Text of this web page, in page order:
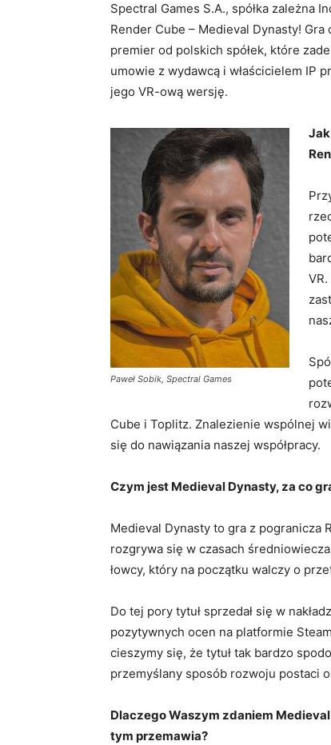
Spectral Games S.A., spółka zależna
Render Cube – Medieval Dynasty!
premier od polskich spółek, które
umowie z wydawcą i właścicielem IP
jego VR-ową wersję.
Paweł Sobik, Spectral Games
Cube i Toplitz. Znalezienie wspólnej
się do nawiązania naszej współpracy.
Czym jest Medieval Dynasty, za co
Medieval Dynasty to gra z pogranicza
rozgrywa się w czasach
łowcy, który na początku walczy o
Do tej pory tytuł sprzedał się w
pozytywnych ocen na platformie
cieszymy się, że tytuł tak bardzo
przemyślany sposób rozwoju postaci
Dlaczego Waszym zdaniem
tym przemawia?